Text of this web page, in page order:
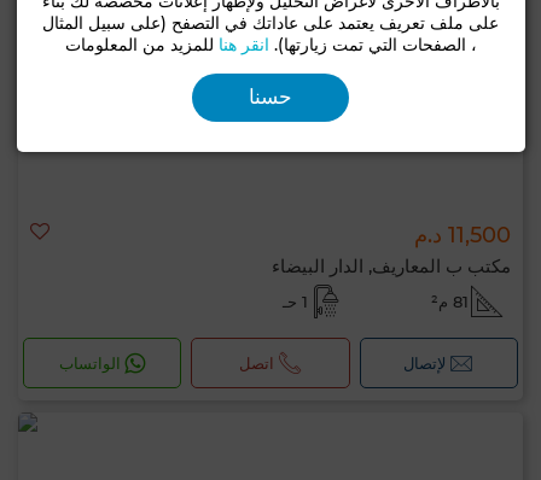
11,500 د.م
مكتب ب المعاريف, الدار البيضاء
81 م² 1 حـ
لإتصال اتصل الواتساب
على ملف تعريف يعتمد على عاداتك في التصفح (على سبيل المثال
، الصفحات التي تمت زيارتها). انقر هنا للمزيد من المعلومات
حسنا